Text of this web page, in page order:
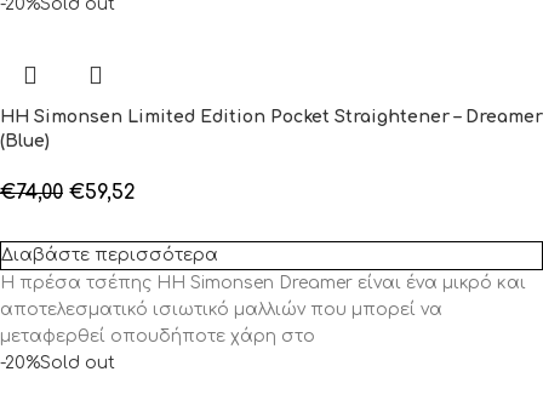
-20%Sold out
HH Simonsen Limited Edition Pocket Straightener – Dreamer
(Blue)
€74,00 €59,52
Διαβάστε περισσότερα
Η πρέσα τσέπης HH Simonsen Dreamer είναι ένα μικρό και
αποτελεσματικό ισιωτικό μαλλιών που μπορεί να
μεταφερθεί οπουδήποτε χάρη στο
-20%Sold out